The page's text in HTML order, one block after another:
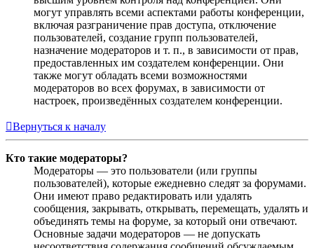
могут управлять всеми аспектами работы конференции,
включая разграничение прав доступа, отключение
пользователей, создание групп пользователей,
назначение модераторов и т. п., в зависимости от прав,
предоставленных им создателем конференции. Они
также могут обладать всеми возможностями
модераторов во всех форумах, в зависимости от
настроек, произведённых создателем конференции.
Вернуться к началу
Кто такие модераторы?
Модераторы — это пользователи (или группы
пользователей), которые ежедневно следят за форумами.
Они имеют право редактировать или удалять
сообщения, закрывать, открывать, перемещать, удалять и
объединять темы на форуме, за который они отвечают.
Основные задачи модераторов — не допускать